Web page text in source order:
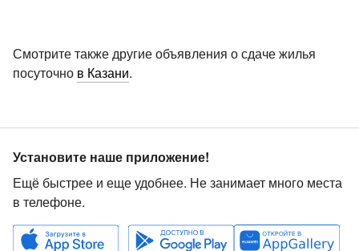
Смотрите также другие объявления о сдаче жилья
посуточно в Казани.
Установите наше приложение!
Ещё быстрее и еще удобнее. Не занимает много места
в телефоне.